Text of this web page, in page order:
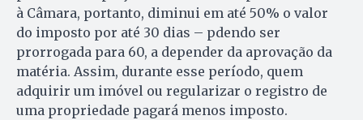
à Câmara, portanto, diminui em até 50% o valor
do imposto por até 30 dias – pdendo ser
prorrogada para 60, a depender da aprovação da
matéria. Assim, durante esse período, quem
adquirir um imóvel ou regularizar o registro de
uma propriedade pagará menos imposto.